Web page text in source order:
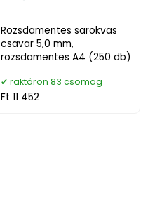
Rozsdamentes sarokvas
csavar 5,0 mm,
rozsdamentes A4 (250 db)
raktáron 83 csomag
Ft 11 452